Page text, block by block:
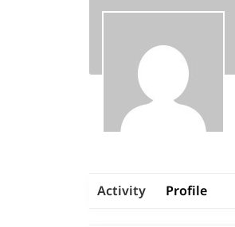
Activity
Profile